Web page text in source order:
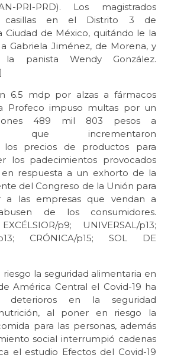
PRI-PRD). Los magistrados
casillas en el Distrito 3 de
Ciudad de México, quitándo le la
Gabriela Jiménez, de Morena, y
la panista Wendy González.
6.5 mdp por alzas a fármacos
Profeco impuso multas por un
489 mil 803 pesos a
que incrementaron
los precios de productos para
los padecimientos provocados
en respuesta a un exhorto de la
del Congreso de la Unión para
a las empresas que vendan a
de los consumidores.
p9; UNIVERSAL/p13;
p13; CRÓNICA/p15; SOL DE
la seguridad alimentaria en
América Central el Covid-19 ha
deterioros en la seguridad
al poner en riesgo la
para las personas, además
social interrumpió cadenas
el estudio Efectos del Covid-19